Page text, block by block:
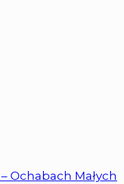
Ochabach Małych